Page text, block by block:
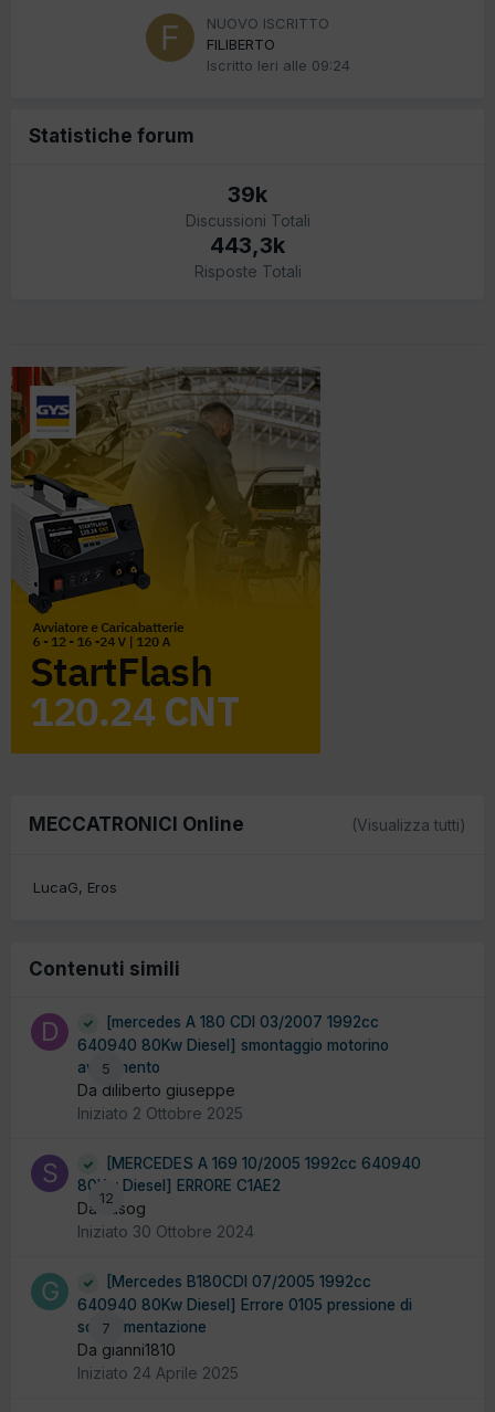
NUOVO ISCRITTO
FILIBERTO
Iscritto Ieri alle 09:24
Statistiche forum
39k
Discussioni Totali
443,3k
Risposte Totali
MECCATRONICI Online (Visualizza tutti)
LucaG Eros
Contenuti simili
5
[mercedes A 180 CDI 03/2007 1992cc
640940 80Kw Diesel] smontaggio motorino
avviamento
Da diliberto giuseppe
Iniziato 2 Ottobre 2025
12
[MERCEDES A 169 10/2005 1992cc 640940
80Kw Diesel] ERRORE C1AE2
Da sasog
Iniziato 30 Ottobre 2024
7
[Mercedes B180CDI 07/2005 1992cc
640940 80Kw Diesel] Errore 0105 pressione di
sovralimentazione
Da gianni1810
Iniziato 24 Aprile 2025